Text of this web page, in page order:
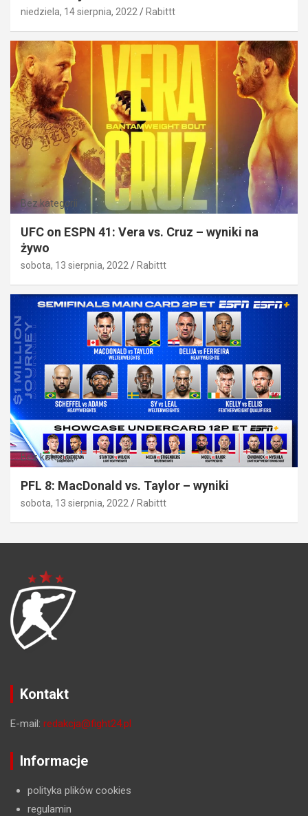
niedziela, 14 sierpnia, 2022 Rabittt
Bez kategorii
UFC on ESPN 41: Vera vs. Cruz – wyniki na
żywo
sobota, 13 sierpnia, 2022 Rabittt
Bez kategorii
PFL 8: MacDonald vs. Taylor – wyniki
sobota, 13 sierpnia, 2022 Rabittt
Kontakt
E-mail: redakcja@fight24.pl
Informacje
polityka plików cookies
regulamin